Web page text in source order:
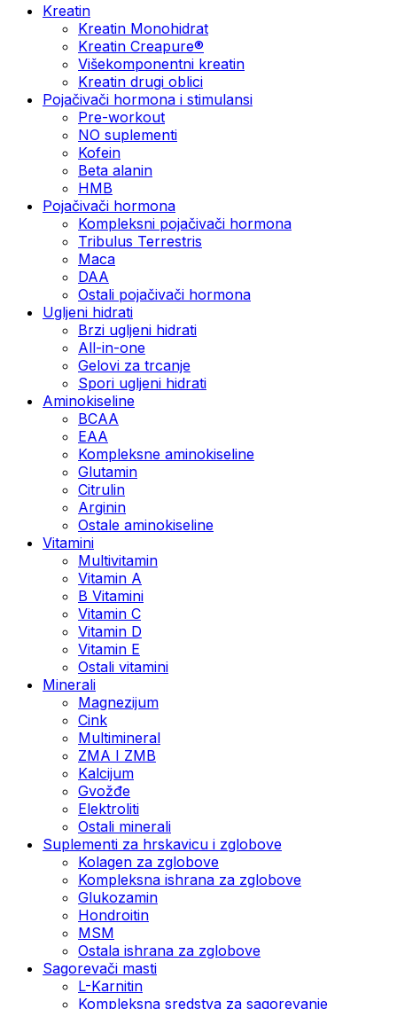
Kreatin
Kreatin Monohidrat
Kreatin Creapure®
Višekomponentni kreatin
Kreatin drugi oblici
Pojačivači hormona i stimulansi
Pre-workout
NO suplementi
Kofein
Beta alanin
HMB
Pojačivači hormona
Kompleksni pojačivači hormona
Tribulus Terrestris
Maca
DAA
Ostali pojačivači hormona
Ugljeni hidrati
Brzi ugljeni hidrati
All-in-one
Gelovi za trcanje
Spori ugljeni hidrati
Aminokiseline
BCAA
ЕАА
Kompleksne aminokiseline
Glutamin
Citrulin
Arginin
Ostale aminokiseline
Vitamini
Multivitamin
Vitamin A
B Vitamini
Vitamin C
Vitamin D
Vitamin E
Ostali vitamini
Minerali
Magnezijum
Cink
Multimineral
ZMA I ZMB
Kalcijum
Gvožđe
Elektroliti
Ostali minerali
Suplementi za hrskavicu i zglobove
Kolagen za zglobove
Kompleksna ishrana za zglobove
Glukozamin
Hondroitin
MSM
Ostala ishrana za zglobove
Sagorevači masti
L-Karnitin
Kompleksna sredstva za sagorevanje